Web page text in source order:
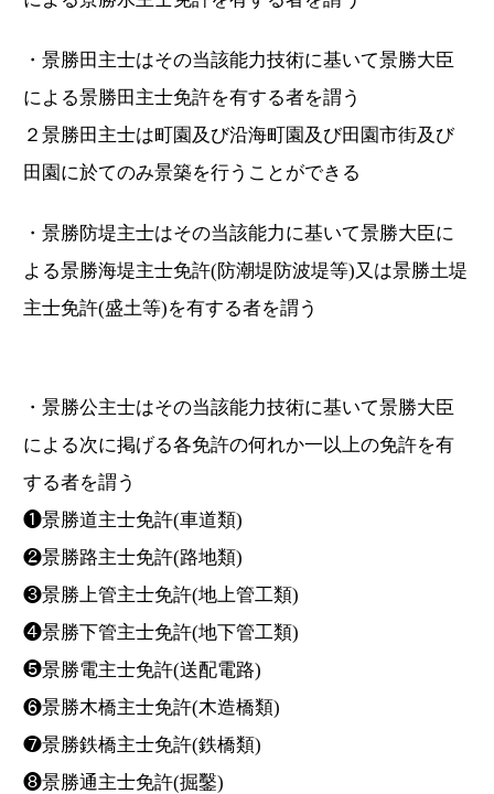
・景勝田主士はその当該能力技術に基いて景勝大臣
による景勝田主士免許を有する者を謂う
２景勝田主士は町園及び沿海町園及び田園市街及び
田園に於てのみ景築を行うことができる
・景勝防堤主士はその当該能力に基いて景勝大臣に
よる景勝海堤主士免許(防潮堤防波堤等)又は景勝土堤
主士免許(盛土等)を有する者を謂う
・景勝公主士はその当該能力技術に基いて景勝大臣
による次に掲げる各免許の何れか一以上の免許を有
する者を謂う
❶景勝道主士免許(車道類)
❷景勝路主士免許(路地類)
❸景勝上管主士免許(地上管工類)
❹景勝下管主士免許(地下管工類)
❺景勝電主士免許(送配電路)
❻景勝木橋主士免許(木造橋類)
❼景勝鉄橋主士免許(鉄橋類)
❽景勝通主士免許(掘鑿)